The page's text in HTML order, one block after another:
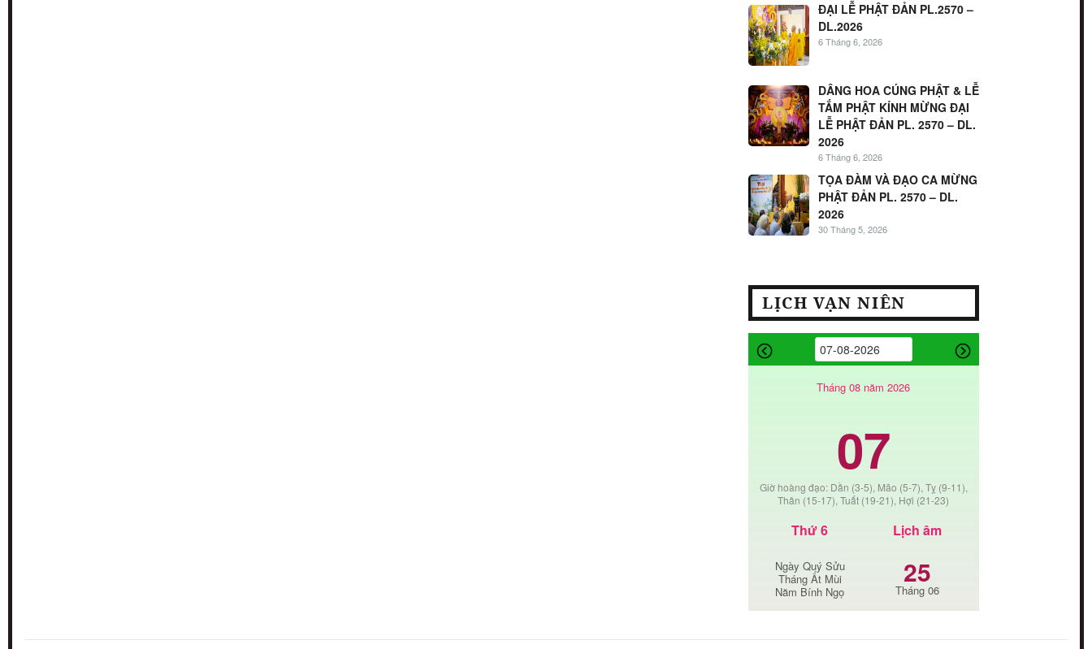
ĐẠI LỄ PHẬT ĐẢN PL.2570 –
DL.2026
6 Tháng 6, 2026
DÂNG HOA CÚNG PHẬT & LỄ
TẮM PHẬT KÍNH MỪNG ĐẠI
LỄ PHẬT ĐẢN PL. 2570 – DL.
2026
6 Tháng 6, 2026
TỌA ĐÀM VÀ ĐẠO CA MỪNG
PHẬT ĐẢN PL. 2570 – DL.
2026
30 Tháng 5, 2026
LỊCH VẠN NIÊN
Tháng 08 năm 2026
07
Giờ hoàng đạo: Dần (3-5), Mão (5-7), Tỵ (9-11),
Thân (15-17), Tuất (19-21), Hợi (21-23)
Thứ 6
Ngày Quý Sửu
Tháng Ất Mùi
Năm Bính Ngọ
Lịch âm
25
Tháng 06